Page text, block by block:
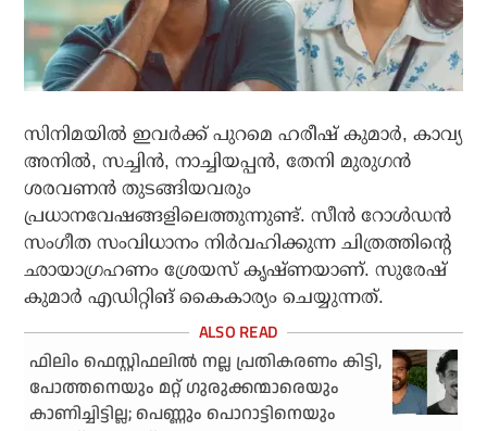
സിനിമയില്‍ ഇവര്‍ക്ക് പുറമെ ഹരീഷ് കുമാര്‍, കാവ്യ
അനില്‍, സച്ചിന്‍, നാച്ചിയപ്പന്‍, തേനി മുരുഗന്‍
ശരവണന്‍ തുടങ്ങിയവരും
പ്രധാനവേഷങ്ങളിലെത്തുന്നുണ്ട്. സീന്‍ റോള്‍ഡന്‍
സംഗീത സംവിധാനം നിര്‍വഹിക്കുന്ന ചിത്രത്തിന്റെ
ഛായാഗ്രഹണം ശ്രേയസ് കൃഷ്ണയാണ്. സുരേഷ്
കുമാര്‍ എഡിറ്റിങ് കൈകാര്യം ചെയ്യുന്നത്.
ഫിലിം ഫെസ്റ്റിഫലില്‍ നല്ല പ്രതികരണം കിട്ടി,
പോത്തനെയും മറ്റ് ഗുരുക്കന്മാരെയും
കാണിച്ചിട്ടില്ല; പെണ്ണും പൊറാട്ടിനെയും